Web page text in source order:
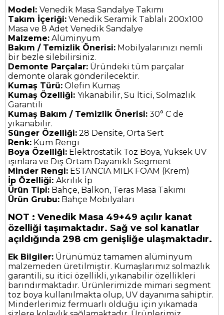
Model: Venedik Masa Sandalye Takımı
Takım İçeriği: Venedik Seramik Tablalı 200x100
Masa ve 8 Adet Venedik Sandalye
Malzeme: Alüminyum
Bakım / Temizlik Önerisi: Mobilyalarınızı nemli
bir bezle silebilirsiniz.
Demonte Parçalar: Üründeki tüm parçalar
demonte olarak gönderilecektir.
Kumaş Türü: Olefin Kumaş
Kumaş Özelliği: Yıkanabilir, Su İtici, Solmazlık
Garantili
Kumaş Bakım / Temizlik Önerisi: 30° C de
yıkanabilir.
Sünger Özelliği: 28 Densite, Orta Sert
Renk: Kum Rengi
Boya Özelliği: Elektrostatik Toz Boya, Yüksek UV
ışınlara ve Dış Ortam Dayanıklı Segment
Minder Rengi: ESTANCIA MILK FOAM (Krem)
İp Özelliği: Akrilik İp
Ürün Tipi: Bahçe, Balkon, Teras Masa Takımı
Ürün Grubu: Bahçe Mobilyaları
NOT : Venedik Masa 49+49 açılır kanat
özelliği taşımaktadır. Sağ ve sol kanatlar
açıldığında 298 cm genişliğe ulaşmaktadır.
Ek Bilgiler: Ürünümüz tamamen alüminyum
malzemeden üretilmiştir. Kumaşlarımız solmazlık
garantili, su itici özellikli, yıkanabilir özellikleri
barındırmaktadır. Ürünlerimizde mimari segment
toz boya kullanılmakta olup, UV dayanıma sahiptir.
Minderlerimiz fermuarlı olduğu için yıkamada